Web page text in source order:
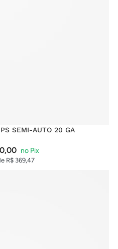
SEMI-AUTO 20 GA
R$369,47